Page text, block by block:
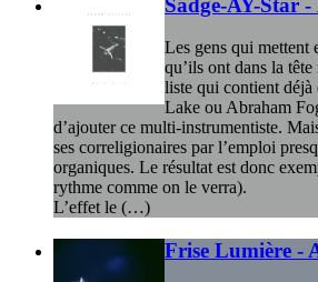
Les gens qui mettent
qu’ils ont dans la
liste qui contient déjà
Lake ou Abraham
d’ajouter ce multi-instrumentiste.
ses correligionaires par l’emploi
organiques. Le résultat est donc
rythme comme on le verra).
L’effet le (…)
Frise Lumière -